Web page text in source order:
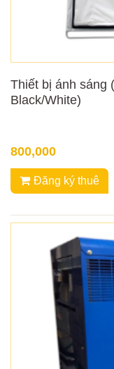
Thiết bị ánh sáng
Black/White)
800,000
Đăng ký thuê